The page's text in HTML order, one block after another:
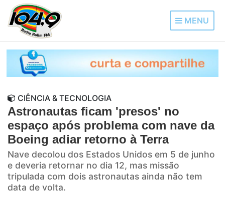
MENU
CIÊNCIA & TECNOLOGIA
Astronautas ficam 'presos' no
espaço após problema com nave da
Boeing adiar retorno à Terra
Nave decolou dos Estados Unidos em 5 de junho
e deveria retornar no dia 12, mas missão
tripulada com dois astronautas ainda não tem
data de volta.